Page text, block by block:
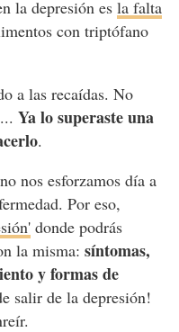
la depresión es la falta
con triptófano
a las recaídas. No
Ya lo superaste una
.
nos esforzamos día a
Por eso,
donde podrás
la misma: síntomas,
y formas de
salir de la depresión!